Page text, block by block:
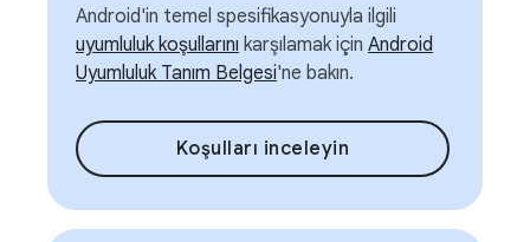
Android'in temel spesifikasyonuyla ilgili
uyumluluk koşullarını karşılamak için Android
Uyumluluk Tanım Belgesi'ne bakın.
Koşulları inceleyin